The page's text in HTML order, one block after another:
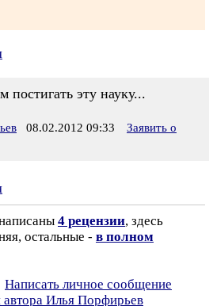
постигать эту науку...
08.02.2012 09:33
Заявить о
4 рецензии, здесь
остальные - в полном
Написать личное сообщение
Илья Порфирьев